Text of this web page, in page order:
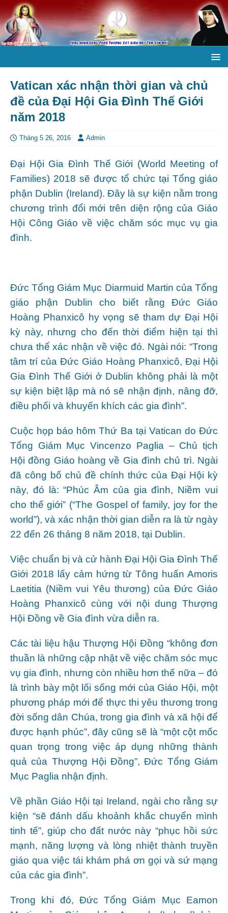
Vatican xác nhận thời gian và chủ
đề của Đại Hội Gia Đình Thế Giới
năm 2018
Tháng 5 26, 2016 Admin
Đại Hội Gia Đình Thế Giới (World Meeting of
Families) 2018 sẽ được tổ chức tại Tổng giáo
phận Dublin (Ireland). Đây là sự kiện nằm trong
chương trình đổi mới trên diện rộng của Giáo
Hội Công Giáo về việc chăm sóc mục vụ gia
đình.
Đức Tổng Giám Mục Diarmuid Martin của Tổng
giáo phận Dublin cho biết rằng Đức Giáo
Hoàng Phanxicô hy vọng sẽ tham dự Đại Hội
kỳ này, nhưng cho đến thời điểm hiện tại thì
chưa thể xác nhận về việc đó. Ngài nói: “Trong
tâm trí của Đức Giáo Hoàng Phanxicô, Đại Hội
Gia Đình Thế Giới ở Dublin không phải là một
sự kiện biệt lập mà nó sẽ nhận định, nâng đỡ,
điều phối và khuyến khích các gia đình”.
Cuộc họp báo hôm Thứ Ba tại Vatican do Đức
Tổng Giám Mục Vincenzo Paglia – Chủ tịch
Hội đồng Giáo hoàng về Gia đình chủ trì. Ngài
đã công bố chủ đề chính thức của Đại Hội kỳ
này, đó là: “Phúc Âm của gia đình, Niềm vui
cho thế giới” (“The Gospel of family, joy for the
world”), và xác nhận thời gian diễn ra là từ ngày
22 đến 26 tháng 8 năm 2018, tại Dublin.
Việc chuẩn bị và cử hành Đại Hội Gia Đình Thế
Giới 2018 lấy cảm hứng từ Tông huấn Amoris
Laetitia (Niềm vui Yêu thương) của Đức Giáo
Hoàng Phanxicô cùng với nội dung Thượng
Hội Đồng về Gia đình vừa diễn ra.
Các tài liệu hậu Thượng Hội Đồng “không đơn
thuần là những cập nhật về việc chăm sóc mục
vụ gia đình, nhưng còn nhiều hơn thế nữa – đó
là trình bày một lối sống mới của Giáo Hội, một
phương pháp mới để thực thi yêu thương trong
đời sống dân Chúa, trong gia đình và xã hội để
được hạnh phúc”, đây cũng sẽ là “một cột mốc
quan trọng trong việc áp dụng những thành
quả của Thượng Hội Đồng”, Đức Tổng Giám
Mục Paglia nhận định.
Về phần Giáo Hội tại Ireland, ngài cho rằng sự
kiện “sẽ đánh dấu khoảnh khắc chuyển mình
tinh tế”, giúp cho đất nước này “phục hồi sức
mạnh, năng lượng và lòng nhiệt thành truyền
giáo qua việc tái khám phá ơn gọi và sứ mạng
của các gia đình”.
Trong khi đó, Đức Tổng Giám Mục Eamon